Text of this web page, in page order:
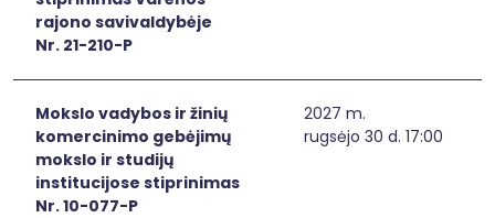
rajono savivaldybėje
Nr. 21-210-P
Mokslo vadybos ir žinių
komercinimo gebėjimų
mokslo ir studijų
institucijose stiprinimas
Nr. 10-077-P
2027 m.
rugsėjo 30 d. 17:00